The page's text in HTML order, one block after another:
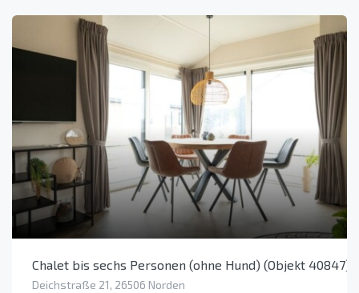
Chalet bis sechs Personen (ohne Hund) (Objekt 40847)
Deichstraße 21, 26506 Norden